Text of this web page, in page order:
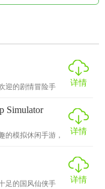
迎的剧情冒险手
详情
Simulator
的模拟休闲手游，
详情
足的国风仙侠手
详情